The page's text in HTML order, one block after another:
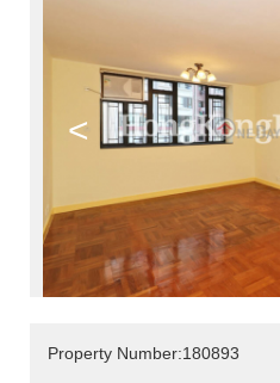
<
Property Number:180893